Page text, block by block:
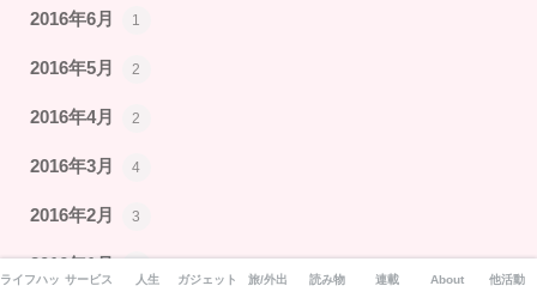
2016年6月 1
2016年5月 2
2016年4月 2
2016年3月 4
2016年2月 3
2016年1月
ライフハックサービス 人生 ガジェット 旅/外出 読み物 連載 About 他活動